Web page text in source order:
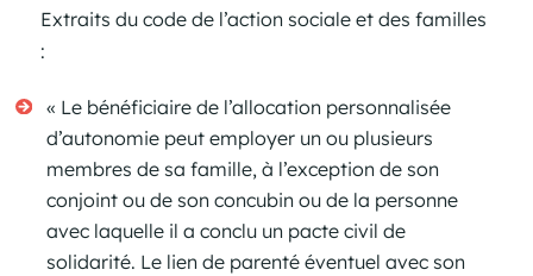
Extraits du code de l’action sociale et des familles
:
« Le bénéficiaire de l’allocation personnalisée
d’autonomie peut employer un ou plusieurs
membres de sa famille, à l’exception de son
conjoint ou de son concubin ou de la personne
avec laquelle il a conclu un pacte civil de
solidarité. Le lien de parenté éventuel avec son